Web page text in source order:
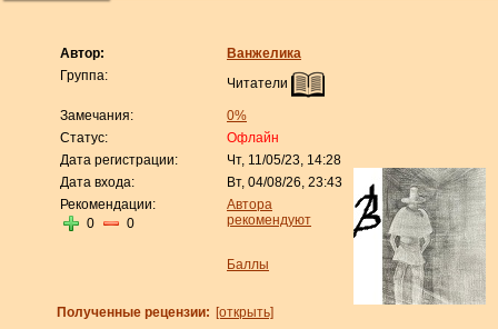
Автор:
Ванжелика
Группа:
Читатели
Замечания:
0%
Статус:
Офлайн
Дата регистрации:
Чт, 11/05/23, 14:28
Дата входа:
Вт, 04/08/26, 23:43
Рекомендации:
0
0
Автора
рекомендуют
Баллы
Полученные рецензии: [открыть]